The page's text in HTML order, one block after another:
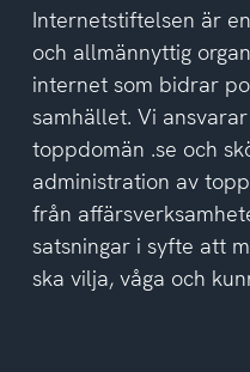
del
av
integritetspolicyn
Internetstiftelsen är
och allmännyttig
internet som bidrar
samhället. Vi
toppdomän .se och
administration av
från
satsningar i syfte att
ska vilja, våga och